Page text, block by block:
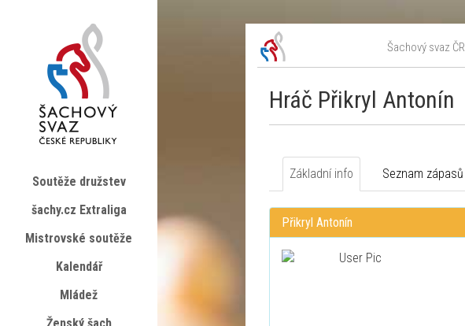
Šachový svaz ČR
Hráč Přikryl Antonín
Základní info Seznam zápasů
Přikryl Antonín
Soutěže družstev
šachy.cz Extraliga
Mistrovské soutěže
Kalendář
Mládež